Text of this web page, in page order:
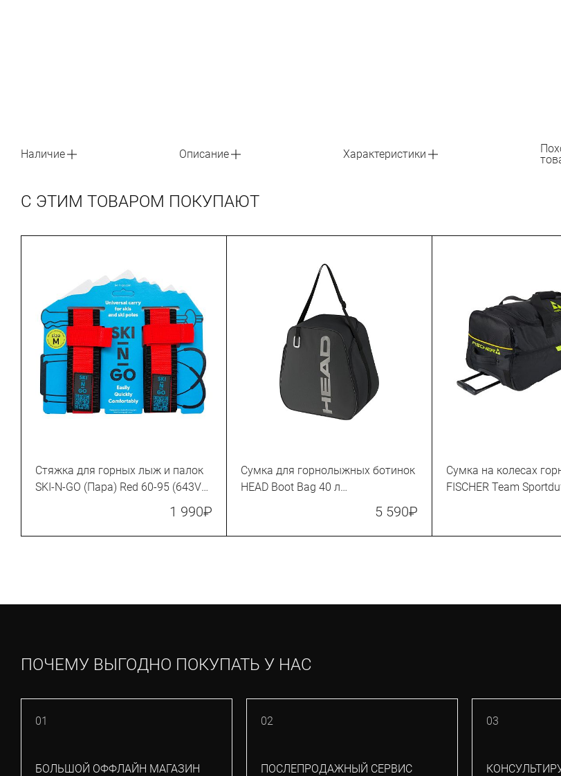
Наличие Описание Характеристики
С ЭТИМ ТОВАРОМ ПОКУПАЮТ
Стяжка для горных лыж и палок
SKI-N-GO (Пара) Red 60-95 (643VZ-
1 990₽
Сумка для горнолыжных ботинок
HEAD Boot Bag 40 л
5 590₽
Сумка на колесах
FISCHER Team
ПОЧЕМУ ВЫГОДНО ПОКУПАТЬ У НАС
01
БОЛЬШОЙ ОФФЛАЙН МАГАЗИН
02
ПОСЛЕПРОДАЖНЫЙ СЕРВИС
03